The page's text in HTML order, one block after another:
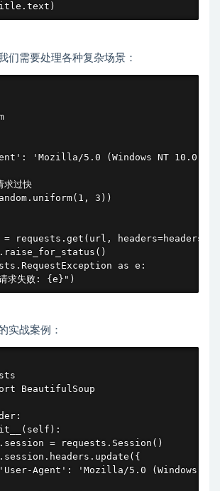
们需要处理各种复杂场景：
'Mozilla/5.0 (Windows NT 10.0;
求过快
3))
= requests.get(url, headers=headers,
as e:
求失败: {e}")
实战案例：
BeautifulSoup
= requests.Session()
Agent': 'Mozilla/5.0 (Windows NT